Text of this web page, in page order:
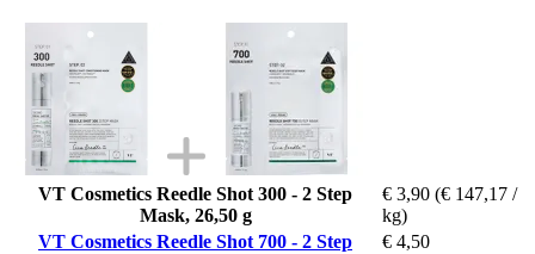
VT Cosmetics Reedle Shot 300 - 2 Step
Mask, 26,50 g
€ 3,90 (€ 147,17 /
kg)
VT Cosmetics Reedle Shot 700 - 2 Step
€ 4,50